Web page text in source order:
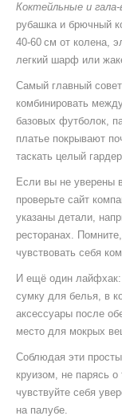
Коктейльные и
рубашка и брючный
40‑60 см от колена,
легкий шарф или
Самый главный
комбинировать
базовых футболок,
платье покрывают
таскать целый
Если вы не уверены
проверьте сайт
указаны детали,
ресторанах.
чувствовать себя
И ещё один
сумку для белья, в
аксессуары после
место для мокрых
Соблюдая эти
круизом, не парясь
чувствуйте себя
на палубе.